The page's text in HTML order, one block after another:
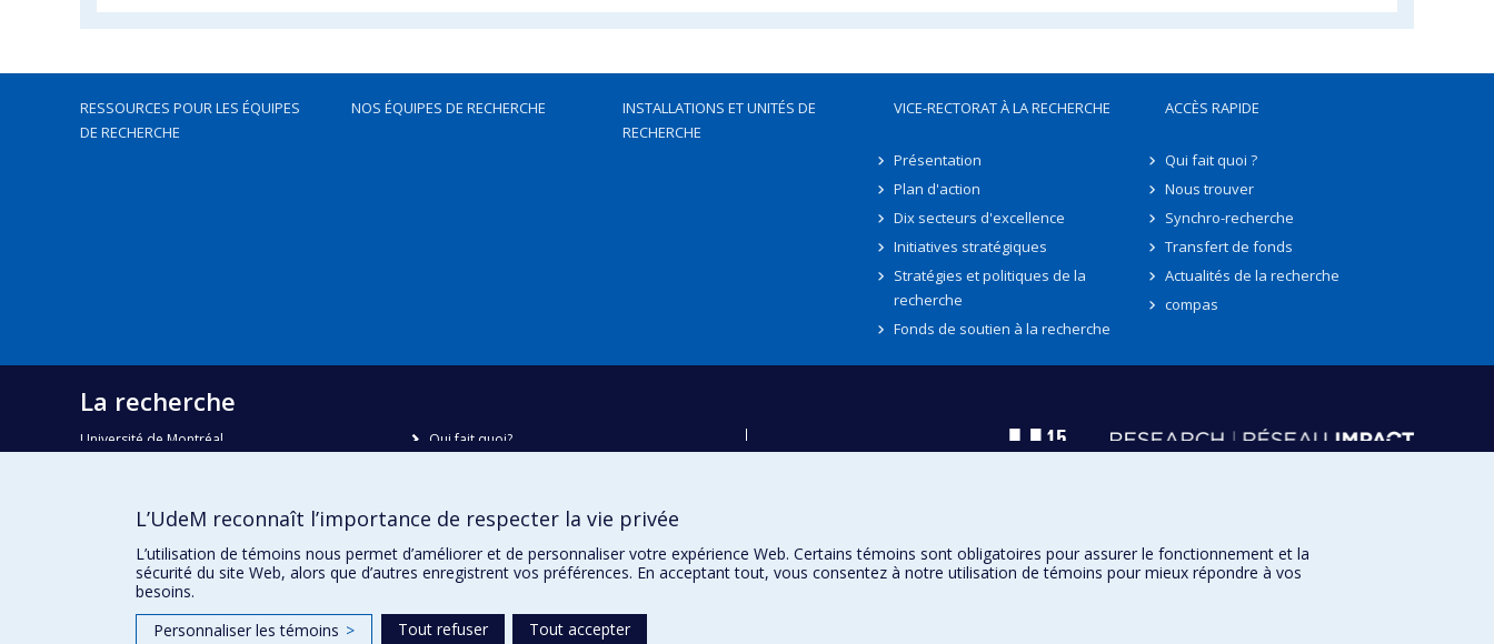
RESSOURCES POUR LES ÉQUIPES
DE RECHERCHE
NOS ÉQUIPES DE RECHERCHE
INSTALLATIONS ET UNITÉS DE
RECHERCHE
VICE-RECTORAT À LA RECHERCHE
Présentation
Plan d'action
Dix secteurs d'excellence
Initiatives stratégiques
Stratégies et politiques de la
recherche
Fonds de soutien à la recherche
ACCÈS RAPIDE
Qui fait quoi ?
Nous trouver
Synchro-recherche
Transfert de fonds
Actualités de la recherche
compas
La recherche
Université de Montréal
Courriel:recherche@umontreal.ca
Qui fait quoi?
Plan du site
Accessibilité
L’UdeM reconnaît l’importance de respecter la vie privée
L’utilisation de témoins nous permet d’améliorer et de personnaliser votre expérience Web. Certains témoins sont obligatoires pour assurer le fonctionnement et la
sécurité du site Web, alors que d’autres enregistrent vos préférences. En acceptant tout, vous consentez à notre utilisation de témoins pour mieux répondre à vos
besoins.
Personnaliser les témoins > Tout refuser Tout accepter